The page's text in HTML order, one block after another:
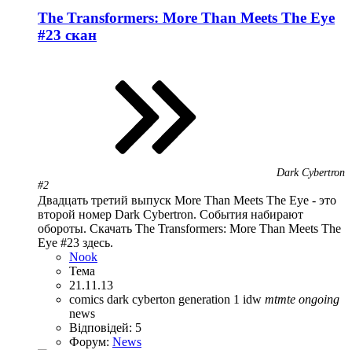
The Transformers: More Than Meets The Eye
#23 скан
Dark Cybertron
#2
Двадцать третий выпуск More Than Meets The Eye - это
второй номер Dark Cybertron. События набирают
обороты. Скачать The Transformers: More Than Meets The
Eye #23 здесь.
Nook
Тема
21.11.13
comics dark cyberton generation 1 idw mtmte ongoing
news
Відповідей: 5
Форум: News